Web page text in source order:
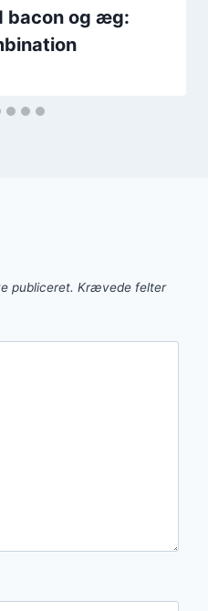
bacon og æg:
publiceret. Krævede felter